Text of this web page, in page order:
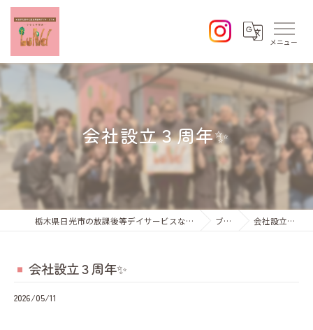
会社設立３周年✨
栃木県日光市の放課後等デイサービスならひなた学習会Lund ブログ 会社設立３周年✨
会社設立３周年✨
2026/05/11